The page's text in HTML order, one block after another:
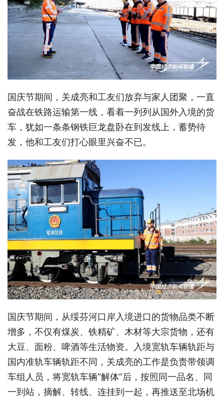
国庆节期间，关成亮和工友们放弃与家人团聚，一直
奋战在铁路运输第一线，看着一列列从国外入境的货
车，犹如一条条钢铁巨龙盘卧在到发线上，蓄势待
发，他和工友们打心眼里兴奋不已。
国庆节期间，从绥芬河口岸入境进口的货物品类不断
增多，不仅有煤炭、铁精矿、木材等大宗货物，还有
大豆、面粉、啤酒等生活物资。入境宽轨车辆轨距与
国内准轨车辆轨距不同，关成亮的工作是负责带领调
车组人员，将宽轨车辆“解体”后，按照同一品名、同
一到站，摘解、转线、连挂到一起，再推送至北场机